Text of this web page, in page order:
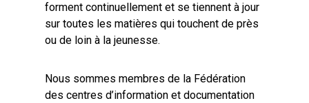
forment continuellement et se tiennent à jour
sur toutes les matières qui touchent de près
ou de loin à la jeunesse.
Nous sommes membres de la Fédération
des centres d’information et documentation